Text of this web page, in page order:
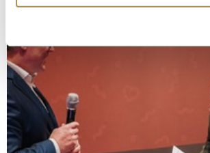
erfassen, welche bis auf einige
bestimmten Merkmalen
Erfahren Sie mehr darüber, wie Ihre
verarbeitet werden, und legen Sie Ihre
Abschnitt Einzelheiten
Wir verwenden Cookies, um Inhalte und